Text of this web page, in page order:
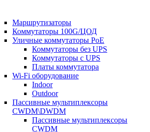
Маршрутизаторы
Коммутаторы 100G/ЦОД
Уличные коммутаторы PoE
Коммутаторы без UPS
Коммутаторы с UPS
Платы коммутатора
Wi-Fi оборудование
Indoor
Outdoor
Пассивные мультиплексоры
CWDM\DWDM
Пассивные мультиплексоры
CWDM